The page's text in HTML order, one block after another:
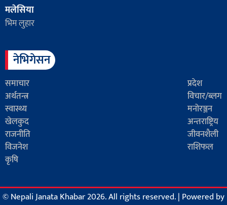
मलेसिया
भिम लुहार
नेभिगेसन
समाचार
प्रदेश
अर्थतन्त्र
विचार/ब्लग
स्वास्थ्य
मनोरञ्जन
खेलकुद
अन्तराष्ट्रिय
राजनीति
जीवनशैली
विजनेश
राशिफल
कृषि
© Nepali Janata Khabar 2026. All rights reserved.| Powered by